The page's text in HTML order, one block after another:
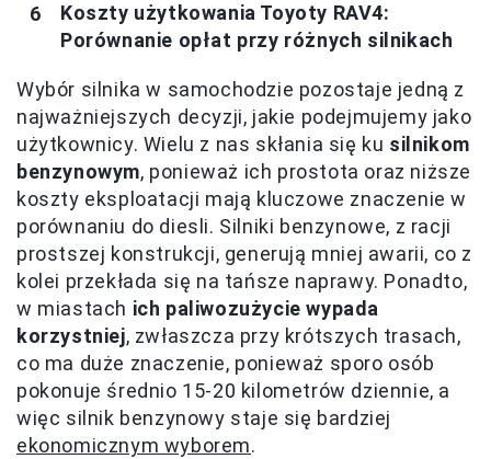
Koszty użytkowania Toyoty RAV4:
Porównanie opłat przy różnych silnikach
Wybór silnika w samochodzie pozostaje jedną z
najważniejszych decyzji, jakie podejmujemy jako
użytkownicy. Wielu z nas skłania się ku silnikom
benzynowym, ponieważ ich prostota oraz niższe
koszty eksploatacji mają kluczowe znaczenie w
porównaniu do diesli. Silniki benzynowe, z racji
prostszej konstrukcji, generują mniej awarii, co z
kolei przekłada się na tańsze naprawy. Ponadto,
w miastach ich paliwozużycie wypada
korzystniej, zwłaszcza przy krótszych trasach,
co ma duże znaczenie, ponieważ sporo osób
pokonuje średnio 15-20 kilometrów dziennie, a
więc silnik benzynowy staje się bardziej
ekonomicznym wyborem.